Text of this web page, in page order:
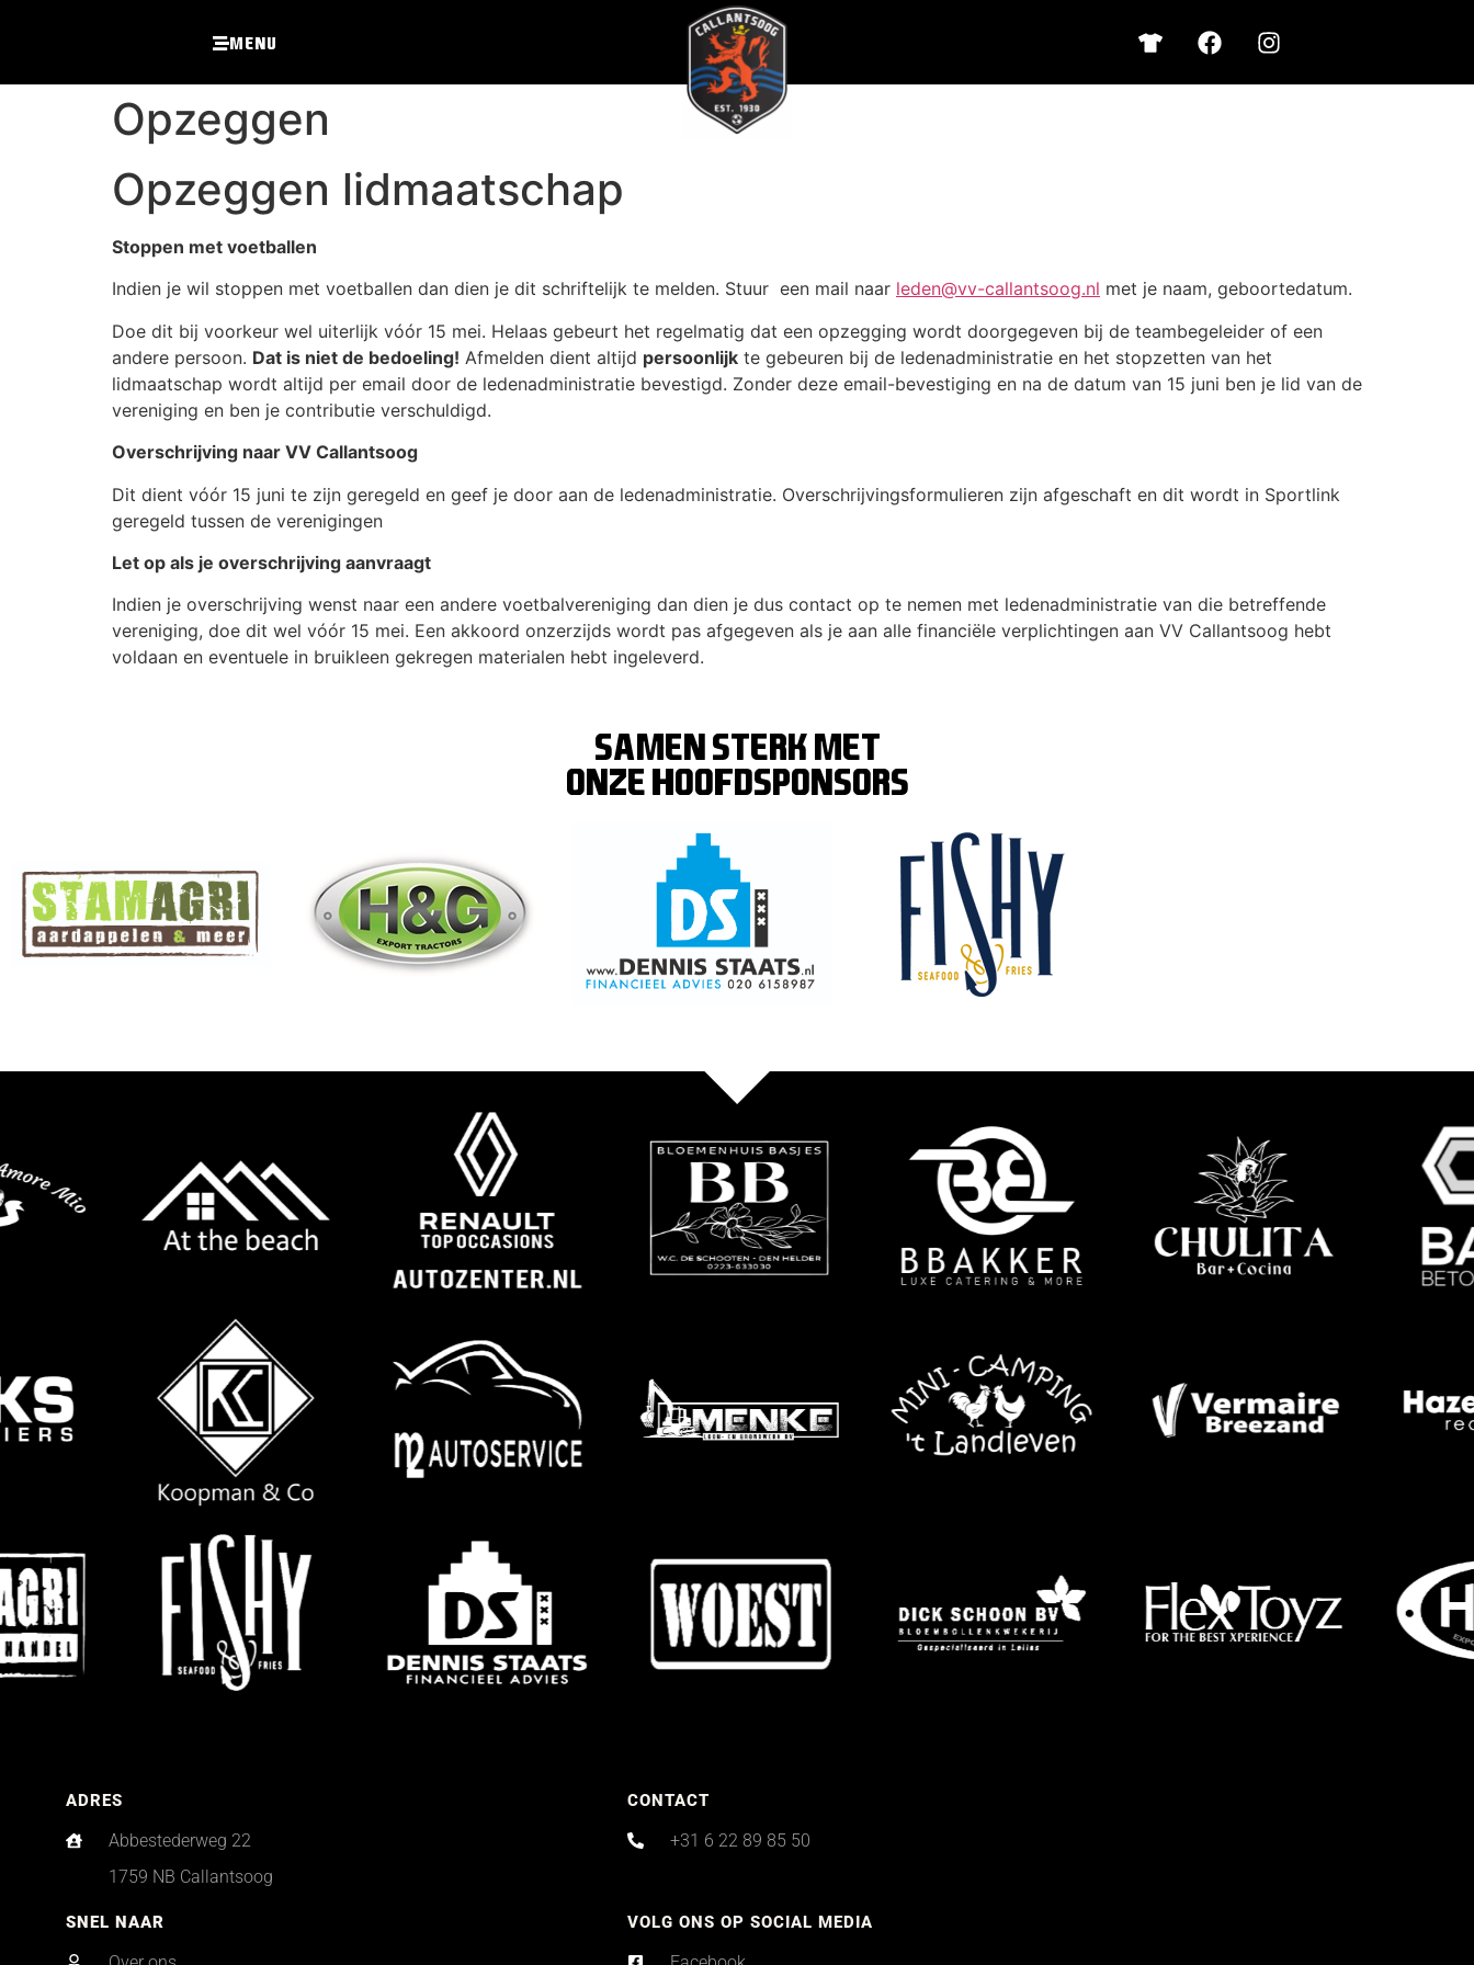
Menu
Opzeggen
Opzeggen lidmaatschap
Stoppen met voetballen
Indien je wil stoppen met voetballen dan dien je dit schriftelijk te melden. Stuur een mail naar leden@vv-callantsoog.nl met je naam, geboortedatum.
Doe dit bij voorkeur wel uiterlijk vóór 15 mei. Helaas gebeurt het regelmatig dat een opzegging wordt doorgegeven bij de teambegeleider of een
andere persoon. Dat is niet de bedoeling! Afmelden dient altijd persoonlijk te gebeuren bij de ledenadministratie en het stopzetten van het
lidmaatschap wordt altijd per email door de ledenadministratie bevestigd. Zonder deze email-bevestiging en na de datum van 15 juni ben je lid van de
vereniging en ben je contributie verschuldigd.
Overschrijving naar VV Callantsoog
Dit dient vóór 15 juni te zijn geregeld en geef je door aan de ledenadministratie. Overschrijvingsformulieren zijn afgeschaft en dit wordt in Sportlink
geregeld tussen de verenigingen
Let op als je overschrijving aanvraagt
Indien je overschrijving wenst naar een andere voetbalvereniging dan dien je dus contact op te nemen met ledenadministratie van die betreffende
vereniging, doe dit wel vóór 15 mei. Een akkoord onzerzijds wordt pas afgegeven als je aan alle financiële verplichtingen aan VV Callantsoog hebt
voldaan en eventuele in bruikleen gekregen materialen hebt ingeleverd.
SAMEN STERK MET
ONZE hoofdsponsors
ADRES
Abbestederweg 22
1759 NB Callantsoog
CONTACT
+31 6 22 89 85 50
SNEL NAAR VOLG ONS OP SOCIAL MEDIA